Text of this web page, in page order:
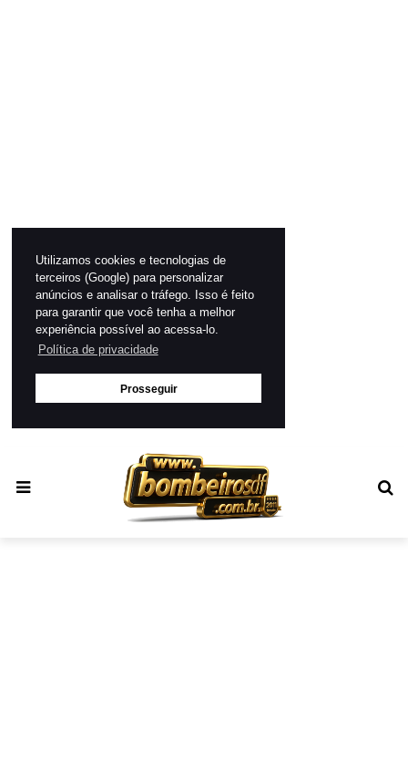
Utilizamos cookies e tecnologias de
terceiros (Google) para personalizar
anúncios e analisar o tráfego. Isso é feito
para garantir que você tenha a melhor
experiência possível ao acessa-lo.
Política de privacidade
Prosseguir